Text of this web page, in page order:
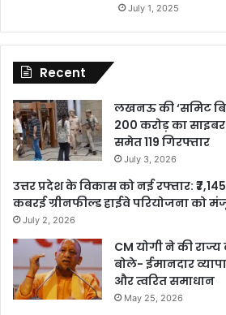
July 1, 2025
Recent
लखनऊ की ‘समिट
200 करोड़ का
समेत 119 गिरफ्तार
July 3, 2026
उत्तर प्रदेश के विकास को नई रफ्तार:
कबरई ग्रीनफील्ड हाईवे परियोजना को
July 2, 2026
CM योगी ने की राज्य
बोले- ईमानदार
और त्वरित समाधान
May 25, 2026